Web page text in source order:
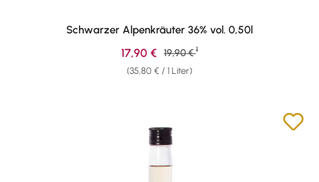
Schwarzer Alpenkräuter 36% vol. 0,50l
(35,80 € / 1 Liter)
Verkaufspreis:
17,90 € Regulärer Preis:
19,90 € 1